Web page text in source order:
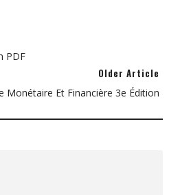
PDF
Older Article
Monétaire Et Financière 3e Édition